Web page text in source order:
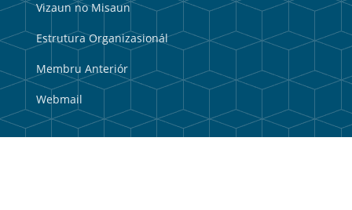
Vizaun no Misaun
Estrutura Organizasionál
Membru Anteriór
Webmail